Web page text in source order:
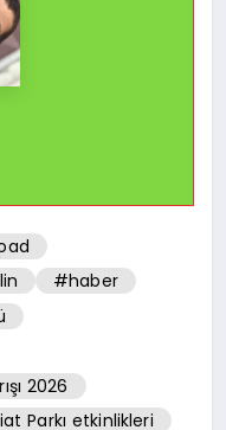
#haber
2026
Parkı etkinlikleri